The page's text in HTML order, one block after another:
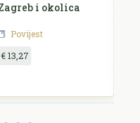
i okolica
Povijest
€ 13,27